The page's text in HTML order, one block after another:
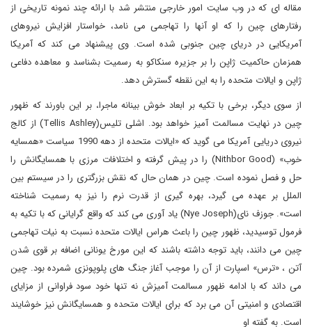
مقاله ای که در وب سایت امور خارجی منتشر شد با ارائه چند نمونه تاریخی از
رفتارهای چین را که او آنها را تهاجمی می نامد، خواستار افزایش نیروهای
آمریکایی در دریای چین جنوبی شده است. وی پیشنهاد می کند که آمریکا
همزمان حاکمیت ژاپن را بر جزیره سنکاکو به رسمیت بشناسد و معاهده دفاعی
ژاپن و ایالات متحده را به این نقطه گسترش دهد.
از سوی دیگر، برخی با تکیه بر ابعاد خوش بینانه ماجرا، بر این باورند که ظهور
چین در نهایت مسالمت آمیز خواهد بود. اشلی تلیس(Ashley
Tellis) از کالج
نیروی دریایی آمریکا می گوید که «ایالات متحده از دهه 1990 سیاست «همسایه
خوب» (Good
Nithbor) را در پیش گرفته و اختلافات مرزی با همسایگانش را
حل و فصل نموده است. چین در همان حال که نقش بزرگتری را در سیستم بین
الملل بر عهده می گیرد، بهره گیری از قدرت نرم را نیز به رسمیت شناخته
است». جوزف نای(Joseph
Nye) یاد آوری می کند که واقع گرایانی که با تکیه به
فرمول توسیدید، ظهور چین را باعث هراس ایالات متحده نسبت به نیات تهاجمی
چین می دانند، باید توجه داشته باشند که این مورخ یونانی اضافه بر قوی شدن
آتن ، «ترس» اسپارت از آن را موجب آغاز جنگ های پلوپونزی شمرده بود. چین
می داند که با ادامه ظهور مسالمت آمیزش نه تنها خود سود فراوانی از مزایای
اقتصادی و امنیتی آن می برد که برای ایالات متحده و همسایگانش نیز خوشایند
است. به گفته او